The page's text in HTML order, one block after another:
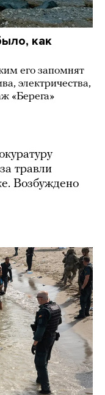
как
его запомнят
электричества,
«Берега»
травли
Возбуждено